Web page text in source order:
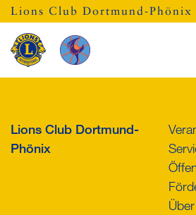
Lions Club Dortmund-Phönix
Lions Club Dortmund-
Phönix